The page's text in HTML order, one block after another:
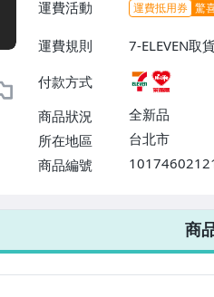
運費活動 運費抵用券 驚
運費規則
7-ELEVEN取
付款方式
商品狀況
全新品
所在地區
台北市
商品編號
7-ELEVEN 運費只要
不限金額、筆數，
商